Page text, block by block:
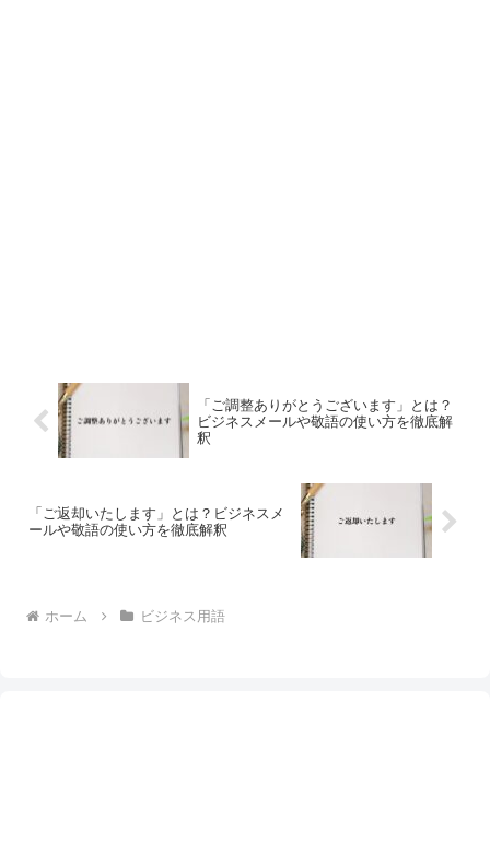
「ご調整ありがとうございます」とは？
ビジネスメールや敬語の使い方を徹底解
釈
「ご返却いたします」とは？ビジネスメ
ールや敬語の使い方を徹底解釈
ホーム ビジネス用語